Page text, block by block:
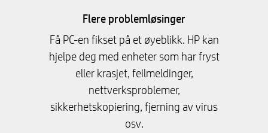
Flere problemløsinger
Få PC-en fikset på et øyeblikk. HP kan
hjelpe deg med enheter som har fryst
eller krasjet, feilmeldinger,
nettverksproblemer,
sikkerhetskopiering, fjerning av virus
osv.